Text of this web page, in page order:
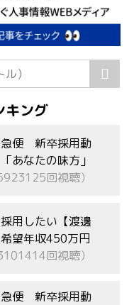
キング
便 新卒採用動
あなたの味方」
回視聴）
用したい【渡邊
望年収450万円
回視聴）
便 新卒採用動